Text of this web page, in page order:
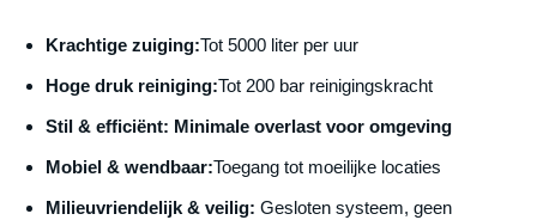
Krachtige zuiging:Tot 5000 liter per uur
Hoge druk reiniging:Tot 200 bar reinigingskracht
Stil & efficiënt: Minimale overlast voor omgeving
Mobiel & wendbaar:Toegang tot moeilijke locaties
Milieuvriendelijk & veilig: Gesloten systeem, geen